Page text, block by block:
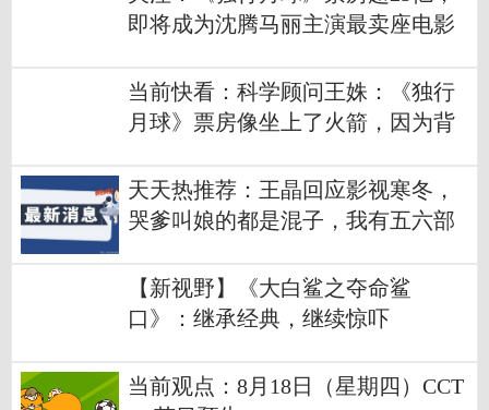
即将成为沈腾马丽主演最卖座电影
当前快看：科学顾问王姝：《独行
月球》票房像坐上了火箭，因为背
天天热推荐：王晶回应影视寒冬，
哭爹叫娘的都是混子，我有五六部
【新视野】《大白鲨之夺命鲨
口》：继承经典，继续惊吓
当前观点：8月18日（星期四）CCT